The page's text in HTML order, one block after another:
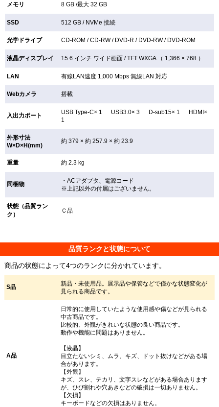
メモリ 8 GB /最大 32 GB
SSD 512 GB / NVMe 接続
光学ドライブ CD-ROM /CD-RW / DVD-R / DVD-RW / DVD-ROM
液晶ディスプレイ 15.6 インチ ワイド画面 /TFTWXGA （ 1,366 × 768 ）
LAN 有線LAN速度 1,000 Mbps 無線LAN対応
Webカメラ 搭載
入出力ポート
USB Type-C× 1 USB3.0× 3 D-sub15× 1 HDMI×
1
外形寸法
W×D×H(mm)
約 379 × 約 257.9 × 約 23.9
重量 約 2.3 kg
同梱物
・ACアダプタ、電源コード
※上記以外の付属はございません。
状態（品質ラン
ク）
Ｃ品
品質ランクと状態について
商品の状態によって4つのランクに分かれています。
S品
新品・未使用品。展示品や保管などで僅かな状態変化が
見られる商品です。
A品
日常的に使用していたような使用感や傷などが見られる
中古商品です。
比較的、外観がきれいな状態の良い商品です。
動作や機能に問題はありません。
【液晶】
目立たないシミ、ムラ、キズ、ドット抜けなどがある場
合があります。
【外観】
キズ、スレ、テカリ、文字スレなどがある場合あります
が、ひび割れや穴あきなどの破損は一切ありません。
【欠損】
キーボードなどの欠損はありません。